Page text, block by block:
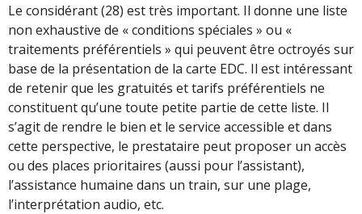
Le considérant (28) est très important. Il donne une liste
non exhaustive de « conditions spéciales » ou «
traitements préférentiels » qui peuvent être octroyés sur
base de la présentation de la carte EDC. Il est intéressant
de retenir que les gratuités et tarifs préférentiels ne
constituent qu’une toute petite partie de cette liste. Il
s’agit de rendre le bien et le service accessible et dans
cette perspective, le prestataire peut proposer un accès
ou des places prioritaires (aussi pour l’assistant),
l’assistance humaine dans un train, sur une plage,
l’interprétation audio, etc.